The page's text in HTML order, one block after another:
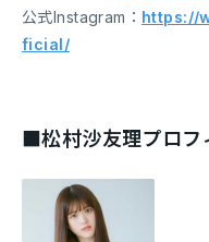
公式Instagram： https://
ficial/
■松村沙友理プロフ